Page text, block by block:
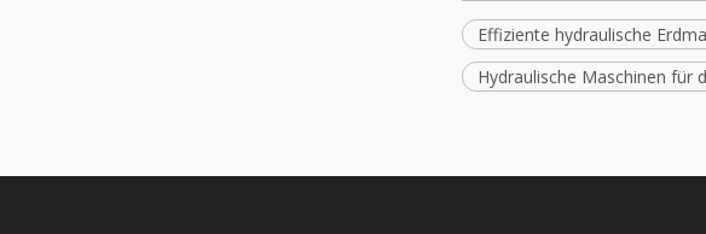
Effiziente hydraulische
Hydraulische Maschinen für